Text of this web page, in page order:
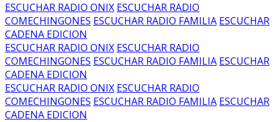
ESCUCHAR RADIO ONIX ESCUCHAR RADIO
COMECHINGONES ESCUCHAR RADIO FAMILIA ESCUCHAR
CADENA EDICION
ESCUCHAR RADIO ONIX ESCUCHAR RADIO
COMECHINGONES ESCUCHAR RADIO FAMILIA ESCUCHAR
CADENA EDICION
ESCUCHAR RADIO ONIX ESCUCHAR RADIO
COMECHINGONES ESCUCHAR RADIO FAMILIA ESCUCHAR
CADENA EDICION